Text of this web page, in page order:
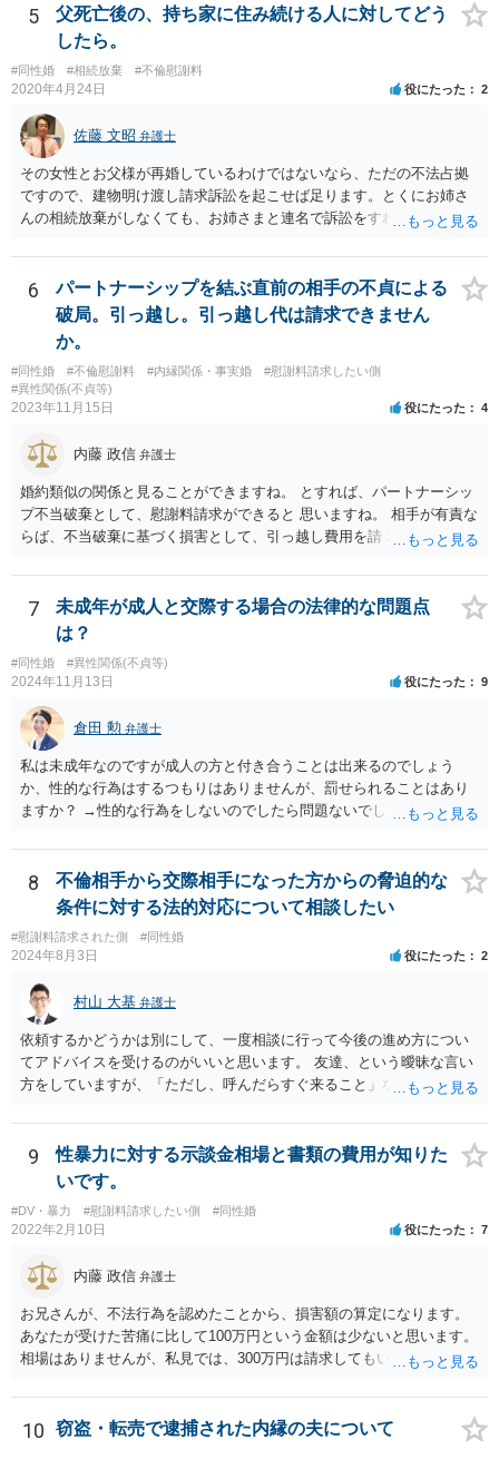
印鑑証明まで用意して推定相続人にサインさせる意味もないような気
がします。 もし何らかの義務を相続放棄しても負う内容だと困ります
ので、契約書の文面を持って、弁護士に相談に行かれることをお勧め
します。
5
父死亡後の、持ち家に住み続ける人に対してどう
したら。
#同性婚 #相続放棄 #不倫慰謝料
2020年4月24日 役にたった 2
佐藤 文昭 弁護士
その女性とお父様が再婚しているわけではないなら、ただの不法占拠
ですので、建物明け渡し請求訴訟を起こせば足ります。とくにお姉さ
んの相続放棄がしなくても、お姉さまと連名で訴訟をすればいいだけ
6
パートナーシップを結ぶ直前の相手の不貞による
破局。引っ越し。引っ越し代は請求できません
か。
#同性婚 #不倫慰謝料 #内縁関係・事実婚
#慰謝料請求したい側
#異性関係(不貞等)
2023年11月15日 役にたった 4
内藤 政信 弁護士
婚約類似の関係と見ることができますね。 とすれば、パートナーシッ
プ不当破棄として、慰謝料請求ができると 思いますね。 相手が有責な
らば、不当破棄に基づく損害として、引っ越し費用を請 求できるよう
7
未成年が成人と交際する場合の法律的な問題点
は？
#同性婚 #異性関係(不貞等)
2024年11月13日 役にたった 9
倉田 勲 弁護士
私は未成年なのですが成人の方と付き合うことは出来るのでしょう
か、性的な行為はするつもりはありませんが、罰せられることはあり
ますか？ →性的な行為をしないのでしたら問題ないでしょう
8
不倫相手から交際相手になった方からの脅迫的な
条件に対する法的対応について相談したい
#慰謝料請求された側 #同性婚
2024年8月3日 役にたった 2
村山 大基 弁護士
依頼するかどうかは別にして、一度相談に行って今後の進め方につい
てアドバイスを受けるのがいいと思います。 友達、という曖昧な言い
方をしていますが、「ただし、呼んだらすぐ来ること」などと条件を
通り関わりを断つ方向がいいと思います。
9
性暴力に対する示談金相場と書類の費用が知りた
いです。
#DV・暴力 #慰謝料請求したい側 #同性婚
2022年2月10日 役にたった 7
内藤 政信 弁護士
お兄さんが、不法行為を認めたことから、損害額の算定になります。
あなたが受けた苦痛に比して100万円という金額は少ないと思います。
相場はありませんが、私見では、300万円は請求してもいいですね。
なるような条件では困るでしょう。 支払いの効果を高めるために、弁
護士を立ち合い人にするといいで しょう。 したがって、金額も含め
て、条件については弁護士と話をするといい でしょう。 書面はどちら
10 窃盗・転売で逮捕された内縁の夫について